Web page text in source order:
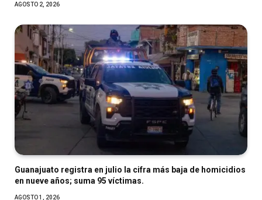
AGOSTO 2, 2026
Guanajuato registra en julio la cifra más baja de homicidios
en nueve años; suma 95 víctimas.
AGOSTO 1, 2026